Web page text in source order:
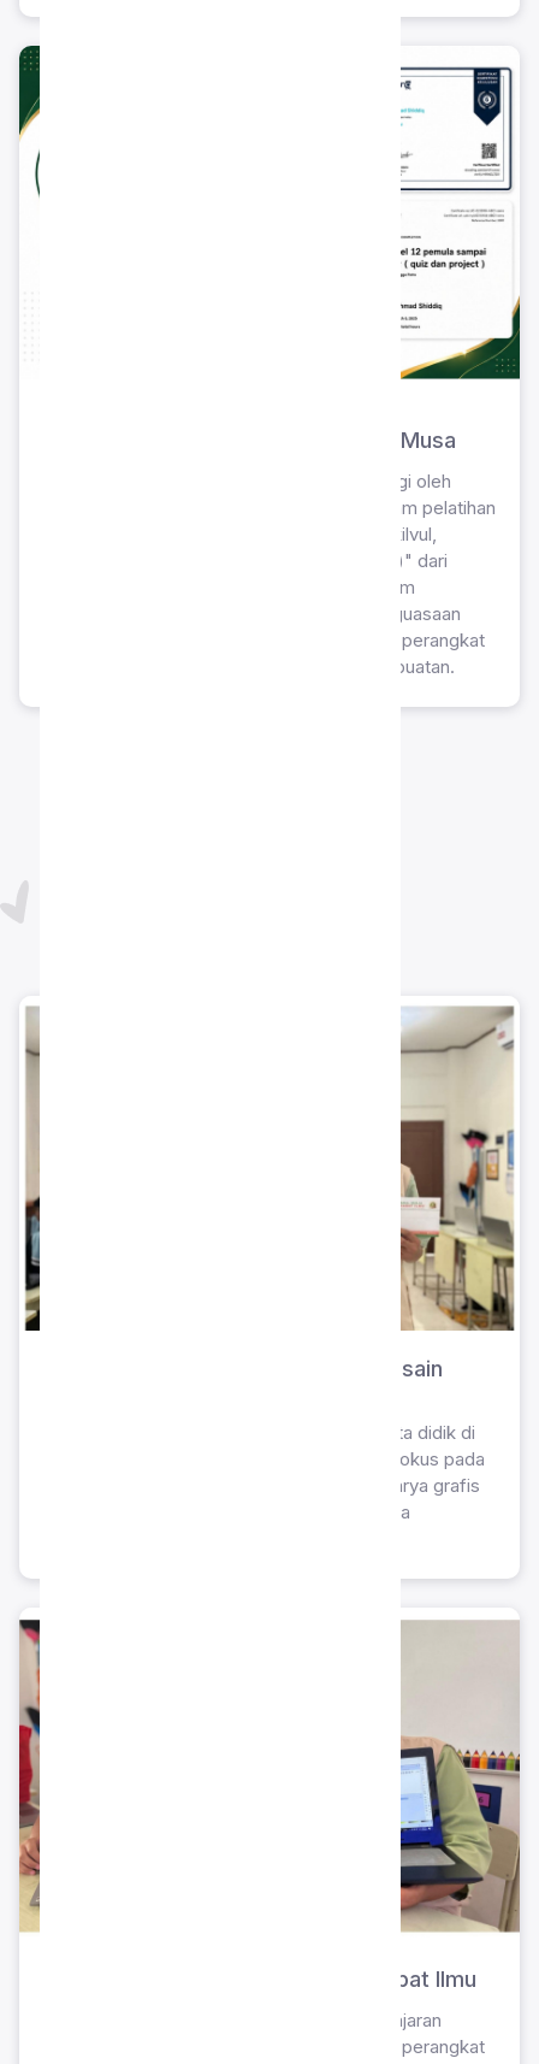
Development & Dasar AI – Ananda Musa
Pencapaian sertifikasi multi-disiplin teknologi oleh
Ananda Musa atas penyelesaian tiga program pelatihan
intensif: "JavaScript Dasar" dari platform Skilvul,
"Laravel 12 Pemula Mahir (Quiz and Project)" dari
Udemy, serta "Belajar Dasar AI" dari platform
Dicoding. Pencapaian ini menunjukkan penguasaan
komprehensif pada bidang pengembangan perangkat
lunak berbasis web dan dasar kecerdasan buatan.
Sahil Mengajar – Ekstrakurikuler Desain
Program pembinaan minat dan bakat peserta didik di
bidang desain visual. Ekstrakurikuler ini berfokus pada
pelatihan keterampilan dalam merancang karya grafis
dan media kreatif digital secara praktis, guna
Ekstrakurikuler Desain Grafis Sahabat Ilmu
Kegiatan pengembangan diri di luar jam pelajaran
akademik yang berfokus pada penguasaan perangkat